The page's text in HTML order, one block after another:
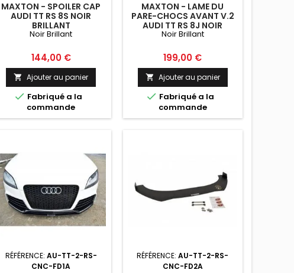
MAXTON - SPOILER CAP
AUDI TT RS 8S NOIR
BRILLANT
Noir Brillant
Prix
144,00 €
 Ajouter au panier
 Fabriqué a la
commande
MAXTON - LAME DU
PARE-CHOCS AVANT V.2
AUDI TT RS 8J NOIR
BRILLANT
Noir Brillant
Prix
199,00 €
 Ajouter au panier
 Fabriqué a la
commande
RÉFÉRENCE: AU-TT-2-RS-
CNC-FD1A
RÉFÉRENCE:AU-TT-2-RS-
CNC-FD2A